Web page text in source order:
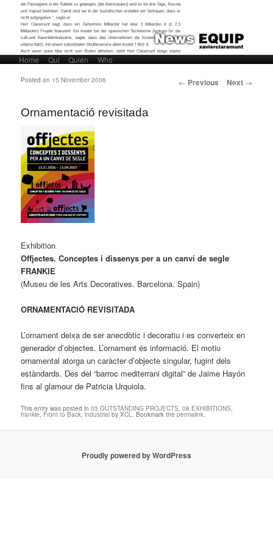
Main menuSkip to primary content
Skip to secondary content
Home Qui Quién Who
Post navigation
← Previous Next →
Ornamentació revisitada
Posted on 15 November 2006
Exhibition
Offjectes. Conceptes i dissenys per a un canvi de segle
FRANKIE
(Museu de les Arts Decoratives. Barcelona. Spain)
ORNAMENTACIÓ REVISITADA
L’ornament deixa de ser anecdòtic i decoratiu i es converteix en
generador d’objectes. L’ornament és informació. El motiu
ornamental atorga un caràcter d’objecte singular, fugint dels
estàndards. Des del “barroc mediterrani digital” de Jaime Hayón
fins al glamour de Patricia Urquiola.
This entry was posted in03.OUTSTANDING PROJECTS,08.EXHIBITIONS,
frankie, Front to Back,industrial byXCL. Bookmark thepermalink.
Proudly powered by WordPress